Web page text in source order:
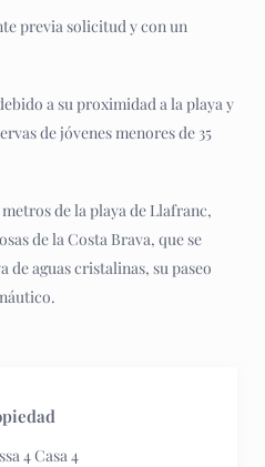
previa solicitud y con un
a su proximidad a la playa y
de jóvenes menores de 35
metros de la playa de Llafranc,
de la Costa Brava, que se
de aguas cristalinas, su paseo
4 Casa 4